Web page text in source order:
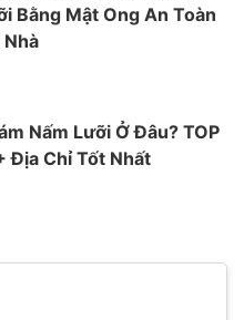
Bằng Mật Ong An Toàn
Nhà
Nấm Lưỡi Ở Đâu? TOP
Địa Chỉ Tốt Nhất